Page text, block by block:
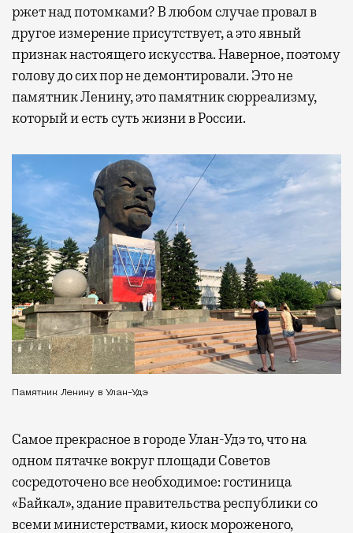
ржет над потомками? В любом случае провал в
другое измерение присутствует, а это явный
признак настоящего искусства. Наверное, поэтому
голову до сих пор не демонтировали. Это не
памятник Ленину, это памятник сюрреализму,
который и есть суть жизни в России.
Памятник Ленину в Улан-Удэ
Самое прекрасное в городе Улан-Удэ то, что на
одном пятачке вокруг площади Советов
сосредоточено все необходимое: гостиница
«Байкал», здание правительства республики со
всеми министерствами, киоск мороженого,